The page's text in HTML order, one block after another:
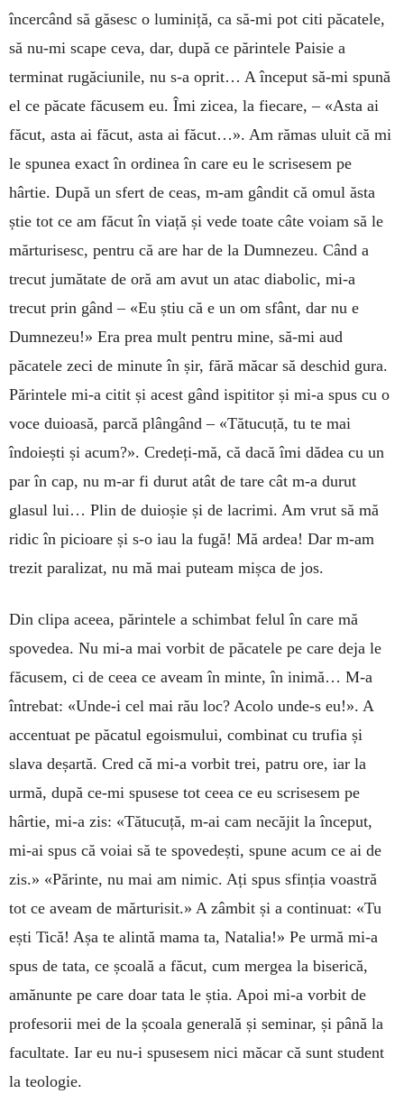
încercând să găsesc o luminiță, ca să-mi pot citi păcatele,
să nu-mi scape ceva, dar, după ce părintele Paisie a
terminat rugăciunile, nu s-a oprit… A început să-mi spună
el ce păcate făcusem eu. Îmi zicea, la fiecare, – «Asta ai
făcut, asta ai făcut, asta ai făcut…». Am rămas uluit că mi
le spunea exact în ordinea în care eu le scrisesem pe
hârtie. După un sfert de ceas, m-am gândit că omul ăsta
știe tot ce am făcut în viață și vede toate câte voiam să le
mărturisesc, pentru că are har de la Dumnezeu. Când a
trecut jumătate de oră am avut un atac diabolic, mi-a
trecut prin gând – «Eu știu că e un om sfânt, dar nu e
Dumnezeu!» Era prea mult pentru mine, să-mi aud
păcatele zeci de minute în șir, fără măcar să deschid gura.
Părintele mi-a citit și acest gând ispititor și mi-a spus cu o
voce duioasă, parcă plângând – «Tătucuță, tu te mai
îndoiești și acum?». Credeți-mă, că dacă îmi dădea cu un
par în cap, nu m-ar fi durut atât de tare cât m-a durut
glasul lui… Plin de duioșie și de lacrimi. Am vrut să mă
ridic în picioare și s-o iau la fugă! Mă ardea! Dar m-am
trezit paralizat, nu mă mai puteam mișca de jos.
Din clipa aceea, părintele a schimbat felul în care mă
spovedea. Nu mi-a mai vorbit de păcatele pe care deja le
făcusem, ci de ceea ce aveam în minte, în inimă… M-a
întrebat: «Unde-i cel mai rău loc? Acolo unde-s eu!». A
accentuat pe păcatul egoismului, combinat cu trufia și
slava deșartă. Cred că mi-a vorbit trei, patru ore, iar la
urmă, după ce-mi spusese tot ceea ce eu scrisesem pe
hârtie, mi-a zis: «Tătucuță, m-ai cam necăjit la început,
mi-ai spus că voiai să te spovedești, spune acum ce ai de
zis.» «Părinte, nu mai am nimic. Ați spus sfinția voastră
tot ce aveam de mărturisit.» A zâmbit și a continuat: «Tu
ești Tică! Așa te alintă mama ta, Natalia!» Pe urmă mi-a
spus de tata, ce școală a făcut, cum mergea la biserică,
amănunte pe care doar tata le știa. Apoi mi-a vorbit de
profesorii mei de la școala generală și seminar, și până la
facultate. Iar eu nu-i spusesem nici măcar că sunt student
la teologie.